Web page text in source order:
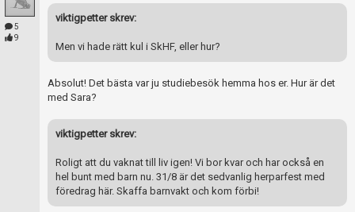
5
9
viktigpetter skrev:
Men vi hade rätt kul i SkHF, eller hur?
Absolut! Det bästa var ju studiebesök hemma hos er. Hur är det
med Sara?
viktigpetter skrev:
Roligt att du vaknat till liv igen! Vi bor kvar och har också en
hel bunt med barn nu. 31/8 är det sedvanlig herparfest med
föredrag här. Skaffa barnvakt och kom förbi!